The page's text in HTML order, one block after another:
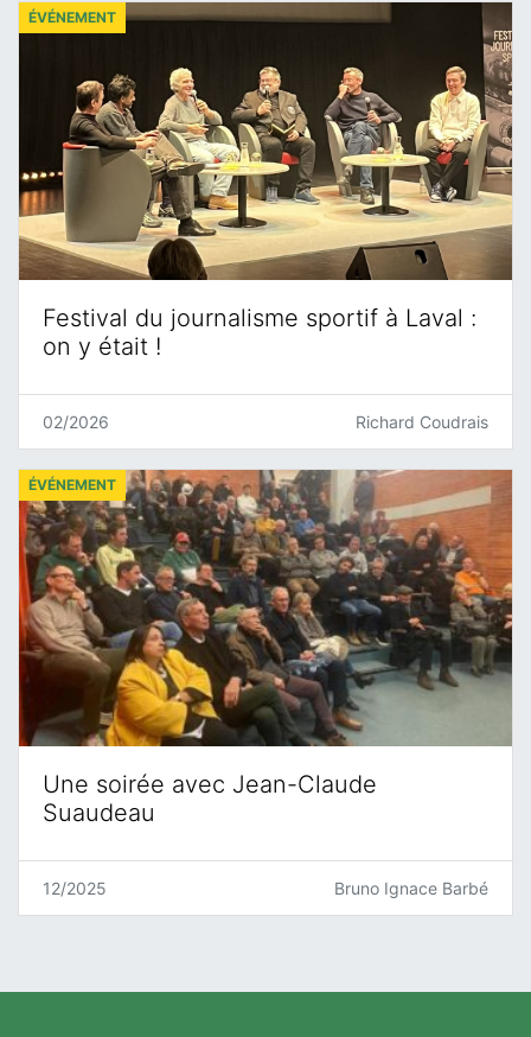
Festival du journalisme sportif à Laval :
on y était !
ÉVÉNEMENT
02/2026 Richard Coudrais
Une soirée avec Jean-Claude
Suaudeau
ÉVÉNEMENT
12/2025 Bruno Ignace Barbé